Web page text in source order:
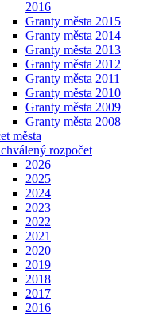
2016
Granty města 2015
Granty města 2014
Granty města 2013
Granty města 2012
Granty města 2011
Granty města 2010
Granty města 2009
Granty města 2008
města
rozpočet
2026
2025
2024
2023
2022
2021
2020
2019
2018
2017
2016